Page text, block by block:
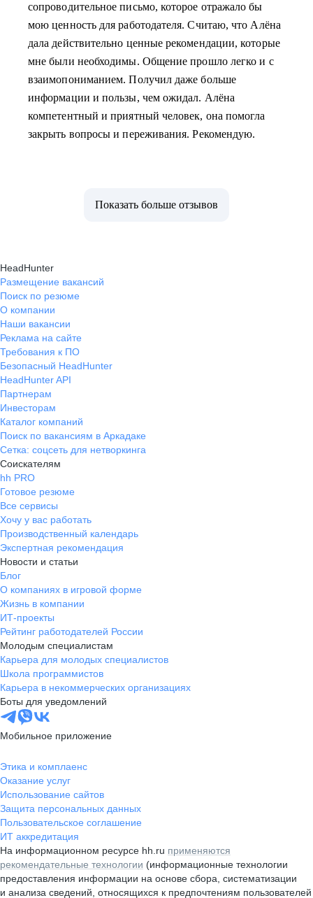
сопроводительное письмо, которое отражало бы
мою ценность для работодателя. Считаю, что Алёна
дала действительно ценные рекомендации, которые
мне были необходимы. Общение прошло легко и с
взаимопониманием. Получил даже больше
информации и пользы, чем ожидал. Алёна
компетентный и приятный человек, она помогла
закрыть вопросы и переживания. Рекомендую.
Показать больше отзывов
HeadHunter
Размещение вакансий
Поиск по резюме
О компании
Наши вакансии
Реклама на сайте
Требования к ПО
Безопасный HeadHunter
HeadHunter API
Партнерам
Инвесторам
Каталог компаний
Поиск по вакансиям в Аркадаке
Сетка: соцсеть для нетворкинга
Соискателям
hh PRO
Готовое резюме
Все сервисы
Хочу у вас работать
Производственный календарь
Экспертная рекомендация
Новости и статьи
Блог
О компаниях в игровой форме
Жизнь в компании
ИТ-проекты
Рейтинг работодателей России
Молодым специалистам
Карьера для молодых специалистов
Школа программистов
Карьера в некоммерческих организациях
Боты для уведомлений
Мобильное приложение
Этика и комплаенс
Оказание услуг
Использование сайтов
Защита персональных данных
Пользовательское соглашение
ИТ аккредитация
На информационном ресурсе hh.ru применяются
рекомендательные технологии (информационные технологии
предоставления информации на основе сбора, систематизации
и анализа сведений, относящихся к предпочтениям пользователей